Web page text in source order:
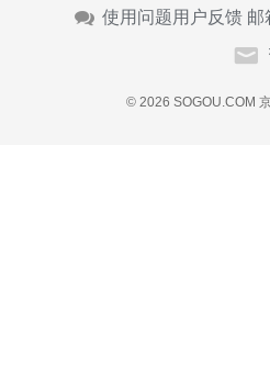
使用问题用户反馈 邮
© 2026 SOGOU.COM